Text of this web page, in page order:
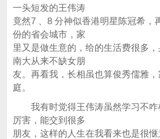
一头短发的王伟涛
竟然7 、8 分神似香港明星陈冠希，
份的省会城市，家
里又是做生意的，给的生活费很多
南大从来不缺女朋
友。再看我，长相虽也算俊秀儒雅
庭。
我有时觉得王伟涛虽然学习不咋
厉害，能交到很多
朋友，这样的人生在我看来也是很